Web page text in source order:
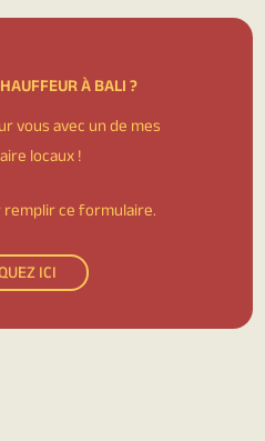
À BALI ?
vous avec un de mes
locaux !
remplir ce formulaire.
ICI